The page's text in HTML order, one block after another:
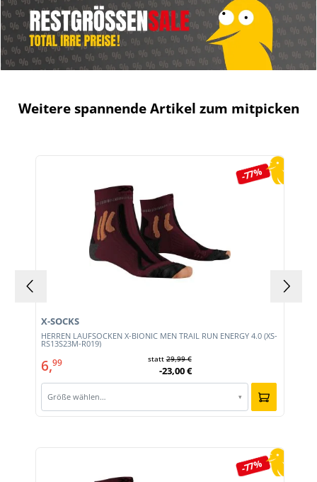
Weitere spannende Artikel zum mitpicken
-77%
HERREN LAUFSOCKEN X-BIONIC MEN TRAIL RUN ENERGY 4.0 (XS-
RS13S23M-R019)
X-SOCKS
6,99 statt29,99 €
-23,00 €
Größe wählen… ▾
-77%